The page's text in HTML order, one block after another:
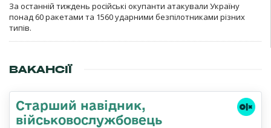
За останній тиждень російські окупанти атакували Україну
понад 60 ракетами та 1560 ударними безпілотниками різних
типів.
ВАКАНСІЇ
Старший навідник,
військовослужбовець